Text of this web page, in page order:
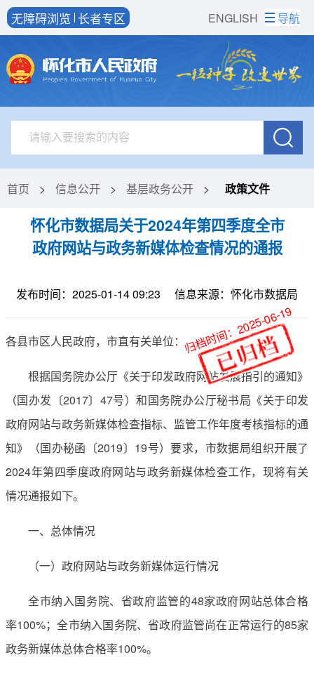
ENGLISH
无障碍浏览 长者专区 导航
首页 > 信息公开 > 基层政务公开 > 政策文件
怀化市数据局关于2024年第四季度全市
政府网站与政务新媒体检查情况的通报
发布时间：2025-01-14 09:23 信息来源：怀化市数据局
各县市区人民政府，市直有关单位：
根据国务院办公厅《关于印发政府网站发展指引的通知》
（国办发〔2017〕47号）和国务院办公厅秘书局《关于印发
政府网站与政务新媒体检查指标、监管工作年度考核指标的通
知》（国办秘函〔2019〕19号）要求，市数据局组织开展了
2024年第四季度政府网站与政务新媒体检查工作，现将有关
情况通报如下。
一、总体情况
（一）政府网站与政务新媒体运行情况
全市纳入国务院、省政府监管的48家政府网站总体合格
率100%；全市纳入国务院、省政府监管尚在正常运行的85家
政务新媒体总体合格率100%。
归档时间：2025-06-19